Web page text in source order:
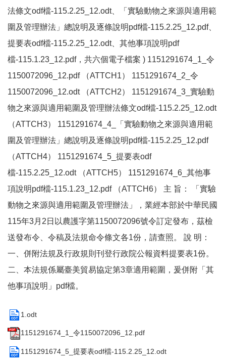
法條文odf檔-115.2.25_12.odt、「實驗動物之來源與適用範
圍及管理辦法」總說明及逐條說明pdf檔-115.2.25_12.pdf、
提要表odf檔-115.2.25_12.odt、其他事項說明pdf
檔-115.1.23_12.pdf，共六個電子檔案 ) 1151291674_1_令
1150072096_12.pdf （ATTCH1） 1151291674_2_令
1150072096_12.odt （ATTCH2） 1151291674_3_實驗動
物之來源與適用範圍及管理辦法條文odf檔-115.2.25_12.odt
（ATTCH3） 1151291674_4_「實驗動物之來源與適用範
圍及管理辦法」總說明及逐條說明pdf檔-115.2.25_12.pdf
（ATTCH4） 1151291674_5_提要表odf
檔-115.2.25_12.odt （ATTCH5） 1151291674_6_其他事
項說明pdf檔-115.1.23_12.pdf （ATTCH6） 主 旨： 「實驗
動物之來源與適用範圍及管理辦法」，業經本部於中華民國
115年3月2日以農護字第1150072096號令訂定發布，茲檢
送發布令、令稿及法規命令條文各1份，請查照。 說 明：
一、併附法規及行政規則刊登行政院公報資料提要表1份。
二、本法規係屬臺美貿易協定第3章適用範圍，爰併附「其
他事項說明」pdf檔。
1.odt
1151291674_1_令1150072096_12.pdf
1151291674_5_提要表odf檔-115.2.25_12.odt